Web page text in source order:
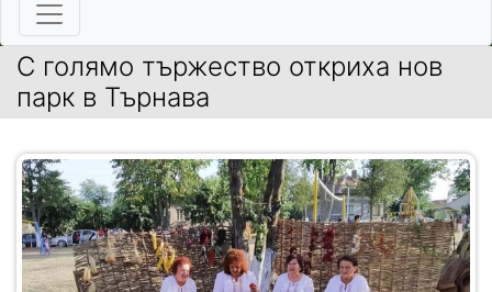
С голямо тържество откриха нов
парк в Търнава